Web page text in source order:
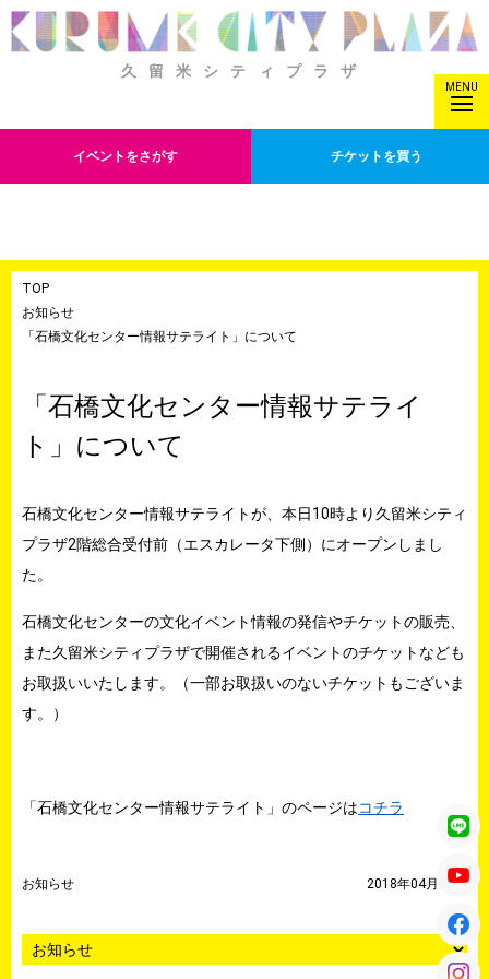
久留米シティプラザ
MENU
イベントをさがす チケットを買う
TOP
お知らせ
「石橋文化センター情報サテライト」について
「石橋文化センター情報サテライ
ト」について
石橋文化センター情報サテライトが、本日10時より久留米シティ
プラザ2階総合受付前（エスカレータ下側）にオープンしまし
た。
石橋文化センターの文化イベント情報の発信やチケットの販売、
また久留米シティプラザで開催されるイベントのチケットなども
お取扱いいたします。（一部お取扱いのないチケットもございま
す。）
「石橋文化センター情報サテライト」のページはコチラ
お知らせ 2018年04月01日